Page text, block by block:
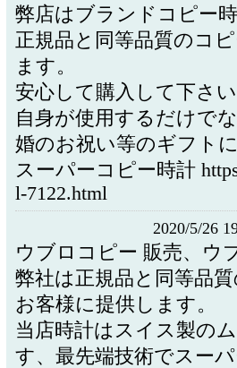
弊店はブランドコピー
正規品と同等品質のコ
ます。
安心して購入して下さい
自身が使用するだけで
婚のお祝い等のギフト
スーパーコピー時計
l-7122.html
2020/5/26
ウブロコピー 販売、ウ
弊社は正規品と同等品
お客様に提供します。
当店時計はスイス製の
す、最先端技術でスー